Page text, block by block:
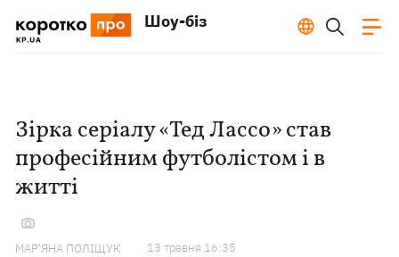
Шоу-біз
Зірка серіалу «Тед Лассо» став
професійним футболістом і в
житті
МАР'ЯНА ПОЛІЩУК 13 травня 16:35